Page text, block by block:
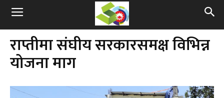
राप्तीमा संघीय सरकारसमक्ष विभिन्न
योजना माग